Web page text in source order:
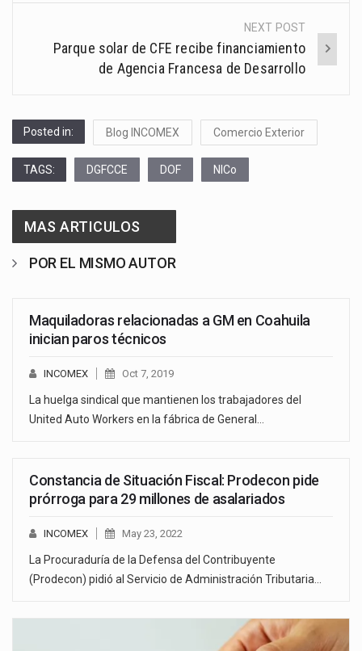
NEXT POST
Parque solar de CFE recibe financiamiento
de Agencia Francesa de Desarrollo
Posted in: Blog INCOMEX Comercio Exterior
TAGS: DGFCCE DOF NICo
MAS ARTICULOS
POR EL MISMO AUTOR
Maquiladoras relacionadas a GM en Coahuila
inician paros técnicos
INCOMEX Oct 7, 2019
La huelga sindical que mantienen los trabajadores del
United Auto Workers en la fábrica de General…
Constancia de Situación Fiscal: Prodecon pide
prórroga para 29 millones de asalariados
INCOMEX May 23, 2022
La Procuraduría de la Defensa del Contribuyente
(Prodecon) pidió al Servicio de Administración Tributaria…